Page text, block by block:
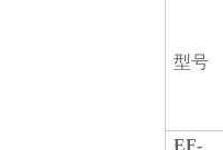
型号
EF-